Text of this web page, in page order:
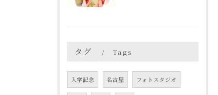
タグ Tags
入学記念 名古屋 フォトスタジオ